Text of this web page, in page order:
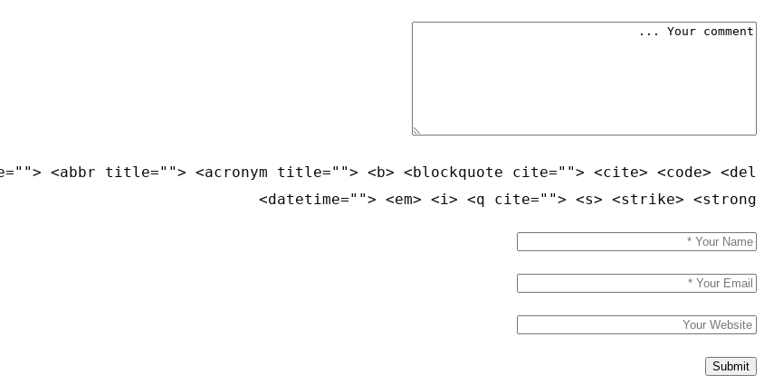
<abbr title=""> <acronym title=""> <b> <blockquote cite=""> <cite> <code> <del
datetime=""> <em> <i> <q cite=""> <s> <strike> <strong>